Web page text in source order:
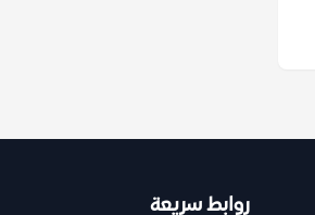
روابط سريعة